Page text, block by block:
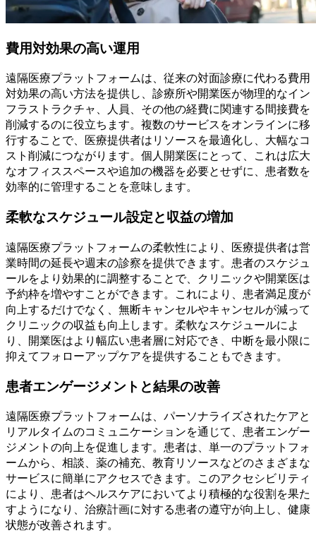
費用対効果の高い運用
遠隔医療プラットフォームは、従来の対面診療に代わる費用
対効果の高い方法を提供し、診療所や開業医が物理的なイン
フラストラクチャ、人員、その他の経費に関連する間接費を
削減するのに役立ちます。複数のサービスをオンラインに移
行することで、医療提供者はリソースを最適化し、大幅なコ
スト削減につながります。個人開業医にとって、これは広大
なオフィススペースや追加の機器を必要とせずに、患者数を
効率的に管理することを意味します。
柔軟なスケジュール設定と収益の増加
遠隔医療プラットフォームの柔軟性により、医療提供者は営
業時間の延長や週末の診察を提供できます。患者のスケジュ
ールをより効果的に調整することで、クリニックや開業医は
予約枠を増やすことができます。これにより、患者満足度が
向上するだけでなく、無断キャンセルやキャンセルが減って
クリニックの収益も向上します。柔軟なスケジュールによ
り、開業医はより幅広い患者層に対応でき、中断を最小限に
抑えてフォローアップケアを提供することもできます。
患者エンゲージメントと結果の改善
遠隔医療プラットフォームは、パーソナライズされたケアと
リアルタイムのコミュニケーションを通じて、患者エンゲー
ジメントの向上を促進します。患者は、単一のプラットフォ
ームから、相談、薬の補充、教育リソースなどのさまざまな
サービスに簡単にアクセスできます。このアクセシビリティ
により、患者はヘルスケアにおいてより積極的な役割を果た
すようになり、治療計画に対する患者の遵守が向上し、健康
状態が改善されます。